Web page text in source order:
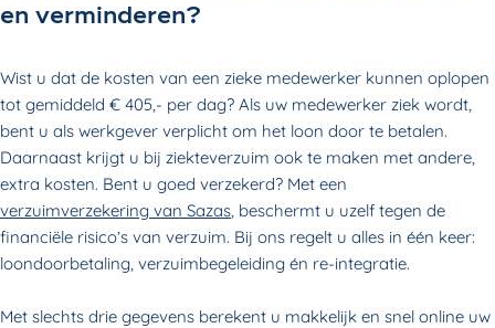
en verminderen?
Wist u dat de kosten van een zieke medewerker kunnen oplopen
tot gemiddeld € 405,- per dag? Als uw medewerker ziek wordt,
bent u als werkgever verplicht om het loon door te betalen.
Daarnaast krijgt u bij ziekteverzuim ook te maken met andere,
extra kosten. Bent u goed verzekerd? Met een
verzuimverzekering van Sazas, beschermt u uzelf tegen de
financiële risico’s van verzuim. Bij ons regelt u alles in één keer:
loondoorbetaling, verzuimbegeleiding én re-integratie.
Met slechts drie gegevens berekent u makkelijk en snel online uw